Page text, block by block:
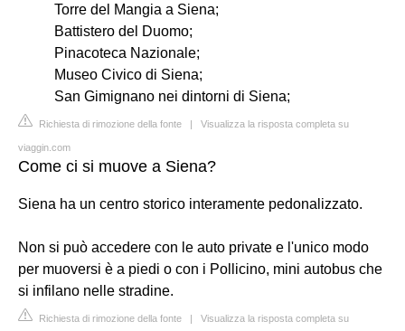
Torre del Mangia a Siena;
Battistero del Duomo;
Pinacoteca Nazionale;
Museo Civico di Siena;
San Gimignano nei dintorni di Siena;
Richiesta di rimozione della fonte | Visualizza la risposta completa su
viaggin.com
Come ci si muove a Siena?
Siena ha un centro storico interamente pedonalizzato.
Non si può accedere con le auto private e l'unico modo
per muoversi è a piedi o con i Pollicino, mini autobus che
si infilano nelle stradine.
Richiesta di rimozione della fonte | Visualizza la risposta completa su